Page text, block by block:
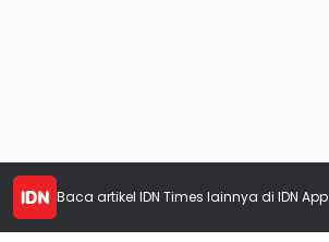
Baca artikel IDN Times lainnya di IDN App